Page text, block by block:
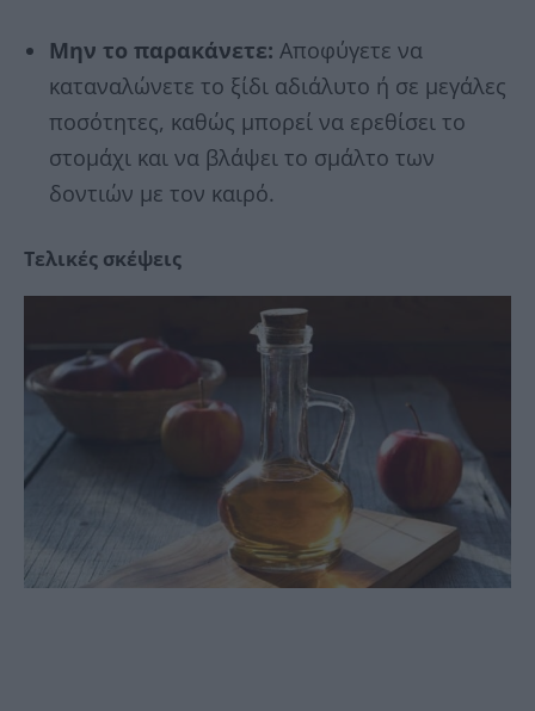
Μην το παρακάνετε: Αποφύγετε να
καταναλώνετε το ξίδι αδιάλυτο ή σε μεγάλες
ποσότητες, καθώς μπορεί να ερεθίσει το
στομάχι και να βλάψει το σμάλτο των
δοντιών με τον καιρό.
Τελικές σκέψεις